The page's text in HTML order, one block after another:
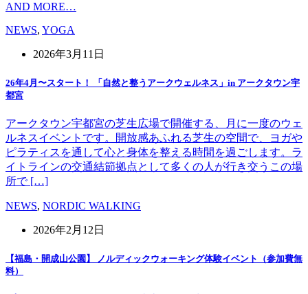
AND MORE…
NEWS, YOGA
2026年3月11日
26年4月〜スタート！ 「自然と整うアークウェルネス」in アークタウン宇
都宮
アークタウン宇都宮の芝生広場で開催する、月に一度のウェ
ルネスイベントです。開放感あふれる芝生の空間で、ヨガや
ピラティスを通して心と身体を整える時間を過ごします。ラ
イトラインの交通結節拠点として多くの人が行き交うこの場
所で […]
NEWS, NORDIC WALKING
2026年2月12日
【福島・開成山公園】 ノルディックウォーキング体験イベント（参加費無
料）